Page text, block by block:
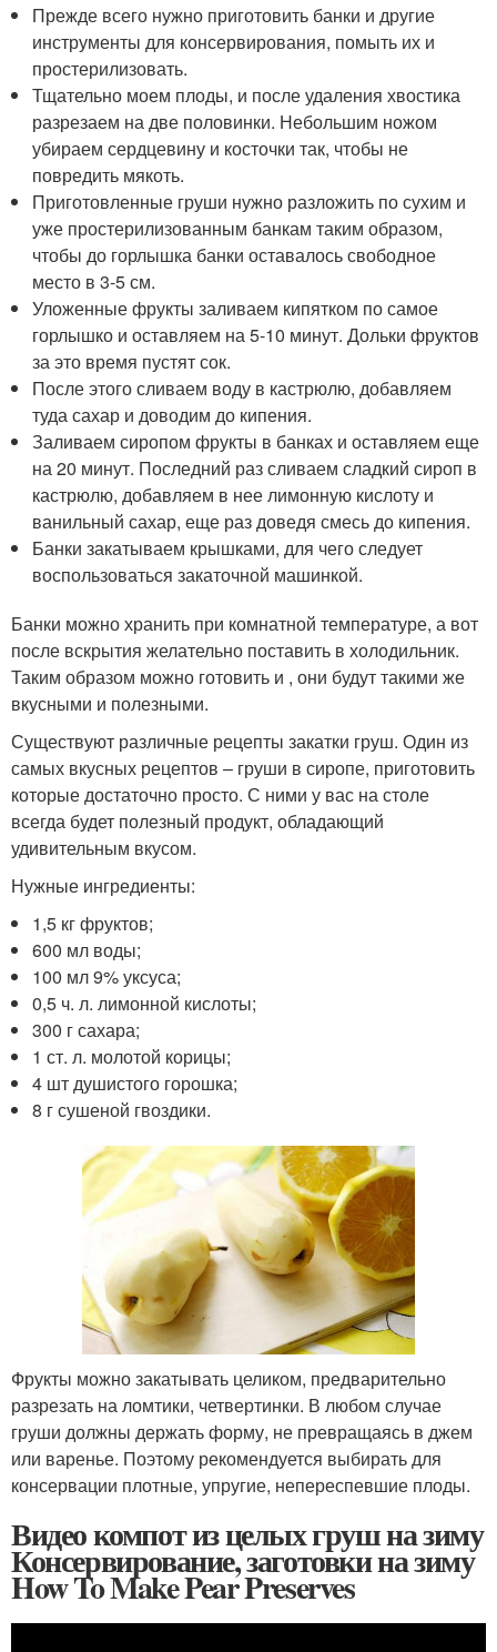
Прежде всего нужно приготовить банки и другие
инструменты для консервирования, помыть их и
простерилизовать.
Тщательно моем плоды, и после удаления хвостика
разрезаем на две половинки. Небольшим ножом
убираем сердцевину и косточки так, чтобы не
повредить мякоть.
Приготовленные груши нужно разложить по сухим и
уже простерилизованным банкам таким образом,
чтобы до горлышка банки оставалось свободное
место в 3-5 см.
Уложенные фрукты заливаем кипятком по самое
горлышко и оставляем на 5-10 минут. Дольки фруктов
за это время пустят сок.
После этого сливаем воду в кастрюлю, добавляем
туда сахар и доводим до кипения.
Заливаем сиропом фрукты в банках и оставляем еще
на 20 минут. Последний раз сливаем сладкий сироп в
кастрюлю, добавляем в нее лимонную кислоту и
ванильный сахар, еще раз доведя смесь до кипения.
Банки закатываем крышками, для чего следует
воспользоваться закаточной машинкой.
Банки можно хранить при комнатной температуре, а вот
после вскрытия желательно поставить в холодильник.
Таким образом можно готовить и , они будут такими же
вкусными и полезными.
Существуют различные рецепты закатки груш. Один из
самых вкусных рецептов – груши в сиропе, приготовить
которые достаточно просто. С ними у вас на столе
всегда будет полезный продукт, обладающий
удивительным вкусом.
Нужные ингредиенты:
1,5 кг фруктов;
600 мл воды;
100 мл 9% уксуса;
0,5 ч. л. лимонной кислоты;
300 г сахара;
1 ст. л. молотой корицы;
4 шт душистого горошка;
8 г сушеной гвоздики.
Фрукты можно закатывать целиком, предварительно
разрезать на ломтики, четвертинки. В любом случае
груши должны держать форму, не превращаясь в джем
или варенье. Поэтому рекомендуется выбирать для
консервации плотные, упругие, непереспевшие плоды.
Видео компот из целых груш на зиму
Консервирование, заготовки на зиму
How To Make Pear Preserves